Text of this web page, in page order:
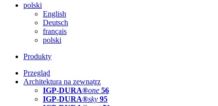
polski
English
Deutsch
français
polski
Produkty
Przegląd
Architektura na zewnątrz
IGP-DURA®one 56
IGP-DURA®sky 95